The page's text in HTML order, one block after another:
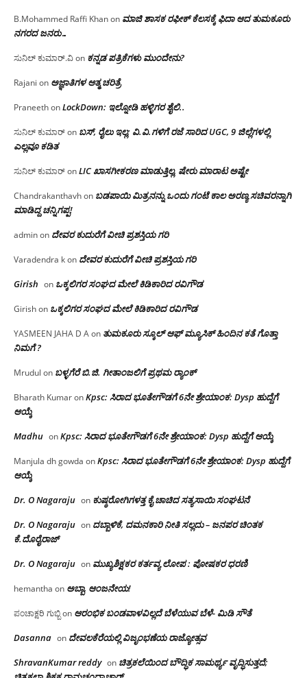
B.Mohammed Raffi Khanon ಮಾಜಿ ಶಾಸಕ ರಫೀಕ್ ಕೆಲಸಕ್ಕೆ ಫಿದಾ ಆದ ತುಮಕೂರು
ನಗರದ ಜನರು…
ಸುನಿಲ್ ಕುಮಾರ್.ವಿon ಕನ್ನಡ ಪತ್ರಿಕೆಗಳು ಮುಂದೇನು?
Rajani on ಅಜ್ಞಾತಿಗಳ ಆತ್ಮ ಚರಿತ್ರೆ
PraneethonLockDown: ಇಲ್ನೋಡಿ ಹಳ್ಳಿಗರ ಶೈಲಿ..
ಸುನಿಲ್ ಕುಮಾರ್on ಬಸ್, ರೈಲು ಇಲ್ಲ; ವಿ.ವಿ.ಗಳಿಗೆ ರಜೆ ಸಾರಿದ UGC, 9 ಜಿಲ್ಲೆಗಳಲ್ಲಿ
ಎಲ್ಲವೂ ಕಡಿತ
ಸುನಿಲ್ ಕುಮಾರ್onLIC ಖಾಸಗೀಕರಣ ಮಾಡುತ್ತಿಲ್ಲ, ಷೇರು ಮಾರಾಟ ಅಷ್ಟೇ
Chandrakanthavhon ಬಡಪಾಯಿ ಮಿತ್ರನನ್ನು ಒಂದು ಗಂಟೆ ಕಾಲ ಅರಣ್ಯ ಸಚಿವರನ್ನಾಗಿ
ಮಾಡಿದ್ದ ಚನ್ನಿಗಪ್ಪ!
adminon ದೇವರ ಕುದುರೆಗೆ ವೀಚಿ ಪ್ರಶಸ್ತಿಯ ಗರಿ
Varadendra kon ದೇವರ ಕುದುರೆಗೆ ವೀಚಿ ಪ್ರಶಸ್ತಿಯ ಗರಿ
Girish on ಒಕ್ಕಲಿಗರ ಸಂಘದ ಮೇಲೆ ಕಿಡಿಕಾರಿದ ರವಿಗೌಡ
Girishon ಒಕ್ಕಲಿಗರ ಸಂಘದ ಮೇಲೆ ಕಿಡಿಕಾರಿದ ರವಿಗೌಡ
YASMEEN JAHA D Aon ತುಮಕೂರು ಸ್ಕೂಲ್ ಆಫ್ ಮ್ಯೂಸಿಕ್ ಹಿಂದಿನ ಕತೆ ಗೊತ್ತಾ
ನಿಮಗೆ ?
Mrudul on ಬಳ್ಳಗೆರೆ ಬಿ.ಜಿ. ಗೀತಾಂಜಲಿಗೆ ಪ್ರಥಮ ರ‌್ಯಾಂಕ್
Bharath KumaronKpsc: ಸಿರಾದ ಭೂತೇಗೌಡಗೆ 6ನೇ ಶ್ರೇಯಾಂಕ: Dysp ಹುದ್ದೆಗೆ
ಆಯ್ಕೆ
Madhu onKpsc: ಸಿರಾದ ಭೂತೇಗೌಡಗೆ 6ನೇ ಶ್ರೇಯಾಂಕ: Dysp ಹುದ್ದೆಗೆ ಆಯ್ಕೆ
Manjula dh gowda onKpsc: ಸಿರಾದ ಭೂತೇಗೌಡಗೆ 6ನೇ ಶ್ರೇಯಾಂಕ: Dysp ಹುದ್ದೆಗೆ
ಆಯ್ಕೆ
Dr. O Nagaraju on ಕುಷ್ಠರೋಗಿಗಳತ್ತ ಕೈ ಚಾಚಿದ ಸತ್ಯಸಾಯಿ ಸಂಘಟನೆ
Dr. O Nagaraju on ದಬ್ಬಾಳಿಕೆ, ದಮನಕಾರಿ ನೀತಿ ಸಲ್ಲದು – ಜನಪರ ಚಿಂತಕ
ಕೆ.ದೊರೈರಾಜ್
Dr. O Nagaraju on ಮುಖ್ಯಶಿಕ್ಷಕರ ಕರ್ತವ್ಯ ಲೋಪ : ಪೋಷಕರ ಧರಣಿ
hemantha on ಅಬ್ಬಾ, ಆಂಜನೇಯ!
ಪಂಚಾಕ್ಷರಿ ಗುಬ್ಬಿon ಆರಂಭಿಕ ಬಂಡವಾಳವಿಲ್ಲದೆ ಬೆಳೆಯುವ ಬೆಳೆ- ಮಿಡಿ ಸೌತೆ
Dasanna on ದೇವಲಕೆರೆಯಲ್ಲಿ ವಿಜೃಂಭಣೆಯ ರಾಜ್ಯೋತ್ಸವ
ShravanKumar reddy on ಚಿತ್ರಕಲೆಯಿಂದ ಬೌದ್ಧಿಕ ಸಾಮರ್ಥ್ಯ ವೃದ್ಧಿಸುತ್ತದೆ;